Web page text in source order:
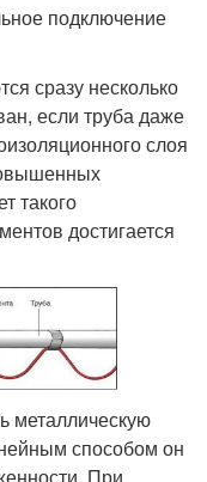
подключение
сразу несколько
если труба даже
слоя
такого
достигается
металлическую
способом он